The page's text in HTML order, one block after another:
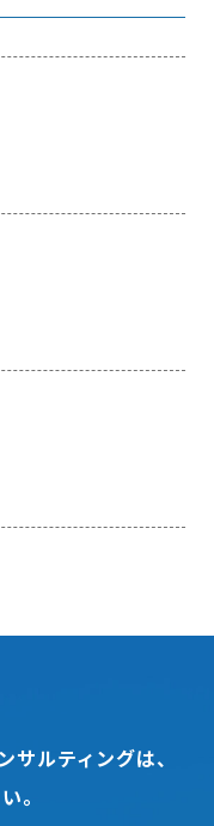
ルティングは、
。